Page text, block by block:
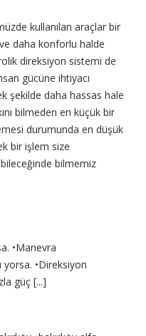
kullanılan araçlar bir
daha konforlu halde
direksiyon sistemi de
gücüne ihtiyacı
şekilde daha hassas hale
bilmeden en küçük bir
durumunda en düşük
bir işlem size
bilmemiz
•Manevra
yorsa. •Direksiyon
güç [...]